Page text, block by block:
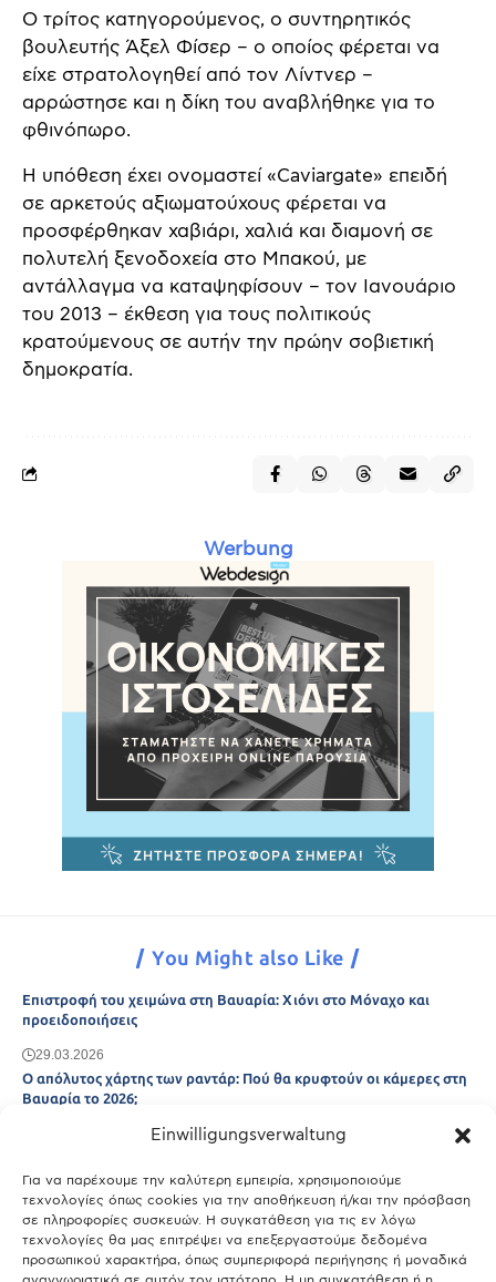
Einwilligungsverwaltung
Για να παρέχουμε την καλύτερη εμπειρία, χρησιμοποιούμε
τεχνολογίες όπως cookies για την αποθήκευση ή/και την πρόσβαση
σε πληροφορίες συσκευών. Η συγκατάθεση για τις εν λόγω
τεχνολογίες θα μας επιτρέψει να επεξεργαστούμε δεδομένα
προσωπικού χαρακτήρα, όπως συμπεριφορά περιήγησης ή μοναδικά
Ο τρίτος κατηγορούμενος, ο συντηρητικός
βουλευτής Άξελ Φίσερ – ο οποίος φέρεται να
είχε στρατολογηθεί από τον Λίντνερ –
αρρώστησε και η δίκη του αναβλήθηκε για το
φθινόπωρο.
Η υπόθεση έχει ονομαστεί «Caviargate» επειδή
σε αρκετούς αξιωματούχους φέρεται να
προσφέρθηκαν χαβιάρι, χαλιά και διαμονή σε
πολυτελή ξενοδοχεία στο Μπακού, με
αντάλλαγμα να καταψηφίσουν – τον Ιανουάριο
του 2013 – έκθεση για τους πολιτικούς
κρατούμενους σε αυτήν την πρώην σοβιετική
δημοκρατία.
Werbung
You Might also Like
Επιστροφή του χειμώνα στη Βαυαρία: Χιόνι στο Μόναχο και
προειδοποιήσεις
29.03.2026
Ο απόλυτος χάρτης των ραντάρ: Πού θα κρυφτούν οι κάμερες στη
Βαυαρία το 2026;
Μόναχο;
25.03.2026
Θύελλα χτυπά το Μόναχο: Κίνδυνος από τους ισχυρούς ανέμους
και τις καταιγίδες